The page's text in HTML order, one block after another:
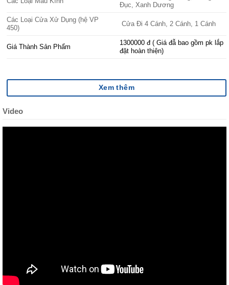
Đục, Xanh Dương
Các Loại Cửa Xử Dụng (hệ VP
450)
Cửa Đi 4 Cánh, 2 Cánh, 1 Cánh
Giá Thành Sản Phẩm
1300000 đ ( Giá đẫ bao gồm pk lắp
đặt hoàn thiện)
Xem thêm
Video